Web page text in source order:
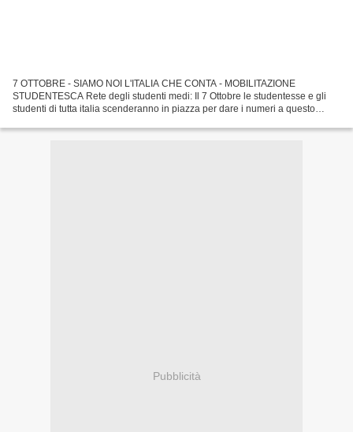
7 OTTOBRE - SIAMO NOI L'ITALIA CHE CONTA - MOBILITAZIONE
STUDENTESCA Rete degli studenti medi: Il 7 Ottobre le studentesse e gli
studenti di tutta italia scenderanno in piazza per dare i numeri a questo
Pubblicità